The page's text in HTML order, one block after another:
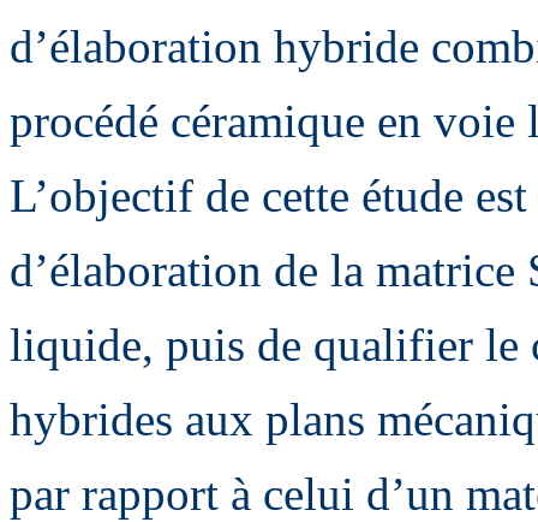
d’élaboration hybride
procédé céramique en voie
L’objectif de cette étude
d’élaboration de la
liquide, puis de qualifier le
hybrides aux plans
par rapport à celui d’un